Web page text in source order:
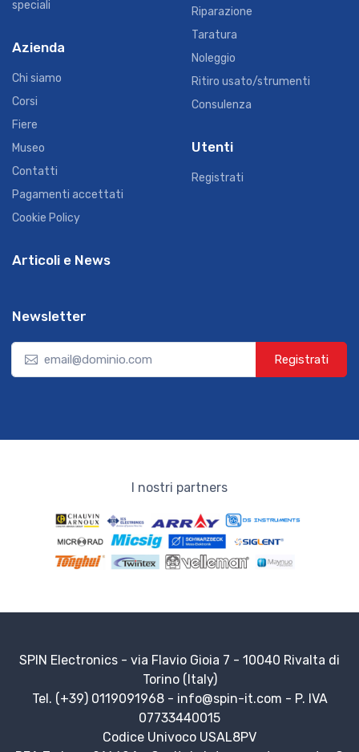
speciali
Azienda
Chi siamo
Corsi
Fiere
Museo
Contatti
Pagamenti accettati
Cookie Policy
Riparazione
Taratura
Noleggio
Ritiro usato/strumenti
Consulenza
Utenti
Registrati
Articoli e News
Newsletter
Registrati
I nostri partners
SPIN Electronics - via Flavio Gioia 7 - 10040 Rivalta di
Torino (Italy)
Tel. (+39) 0119091968 - info@spin-it.com - P. IVA
07733440015
Codice Univoco USAL8PV